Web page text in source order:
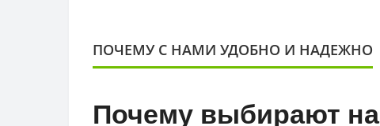
ПОЧЕМУ С НАМИ УДОБНО И НАДЕЖНО
Почему выбирают